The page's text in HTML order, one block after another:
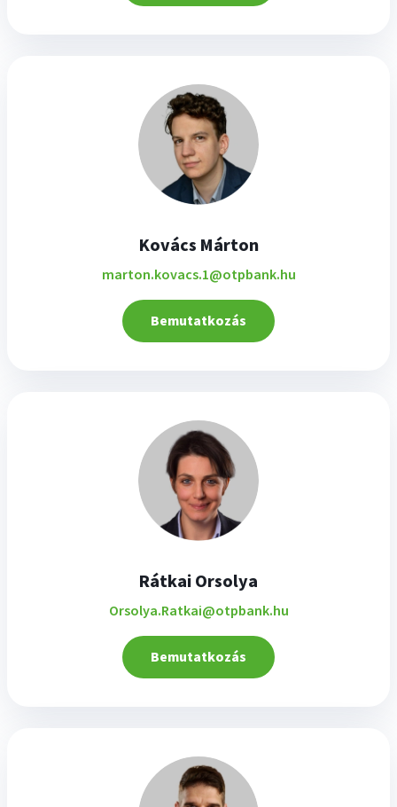
Kovács Márton
marton.kovacs.1@otpbank.hu
Bemutatkozás
Rátkai Orsolya
Orsolya.Ratkai@otpbank.hu
Bemutatkozás